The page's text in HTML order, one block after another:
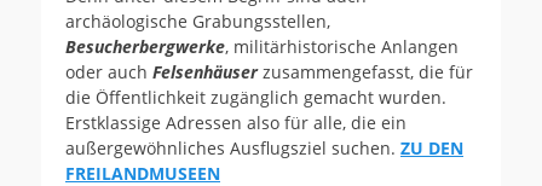
archäologische Grabungsstellen,
Besucherbergwerke, militärhistorische Anlangen
oder auch Felsenhäuserzusammengefasst, die für
die Öffentlichkeit zugänglich gemacht wurden.
Erstklassige Adressen also für alle, die ein
außergewöhnliches Ausflugsziel suchen. ZU DEN
FREILANDMUSEEN